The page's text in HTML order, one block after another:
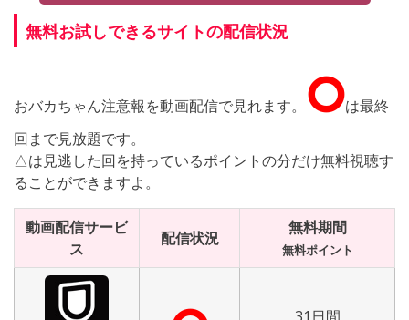
無料お試しできるサイトの配信状況
おバカちゃん注意報を動画配信で見れます。 ⭘は最終
回まで見放題です。
△は見逃した回を持っているポイントの分だけ無料視聴す
ることができますよ。
動画配信サービ
ス
配信状況
無料期間
無料ポイント